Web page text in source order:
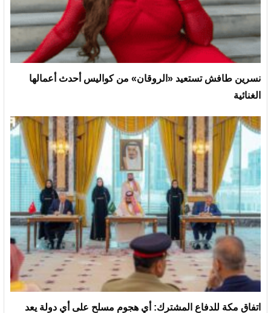
نسرين طافش تستعيد «الروقان» من كواليس أحدث أعمالها
الغنائية
‏اتفاق مكة للدفاع المشترك: أي هجوم مسلح على أي دولة يعد